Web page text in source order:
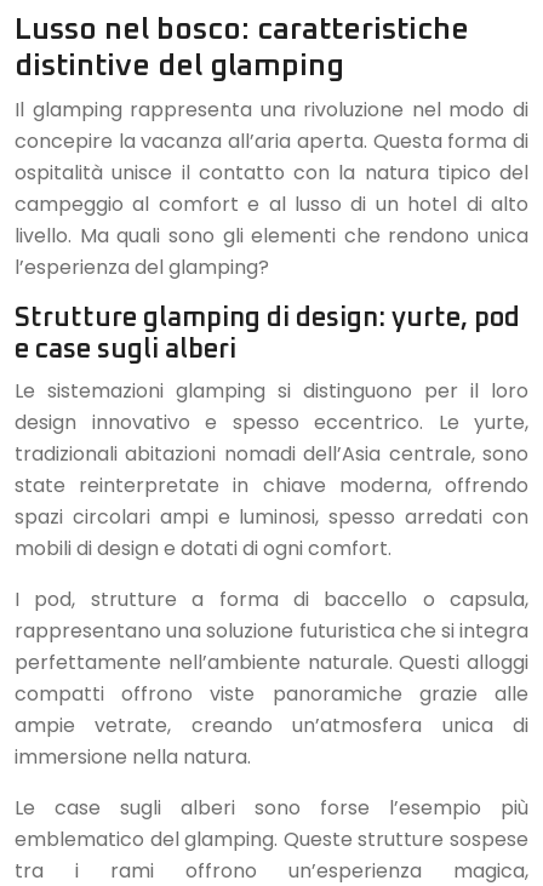
Lusso nel bosco: caratteristiche
distintive del glamping
Il glamping rappresenta una rivoluzione nel modo di
concepire la vacanza all’aria aperta. Questa forma di
ospitalità unisce il contatto con la natura tipico del
campeggio al comfort e al lusso di un hotel di alto
livello. Ma quali sono gli elementi che rendono unica
l’esperienza del glamping?
Strutture glamping di design: yurte, pod
e case sugli alberi
Le sistemazioni glamping si distinguono per il loro
design innovativo e spesso eccentrico. Le yurte,
tradizionali abitazioni nomadi dell’Asia centrale, sono
state reinterpretate in chiave moderna, offrendo
spazi circolari ampi e luminosi, spesso arredati con
mobili di design e dotati di ogni comfort.
I pod, strutture a forma di baccello o capsula,
rappresentano una soluzione futuristica che si integra
perfettamente nell’ambiente naturale. Questi alloggi
compatti offrono viste panoramiche grazie alle
ampie vetrate, creando un’atmosfera unica di
immersione nella natura.
Le case sugli alberi sono forse l’esempio più
emblematico del glamping. Queste strutture sospese
tra i rami offrono un’esperienza magica,